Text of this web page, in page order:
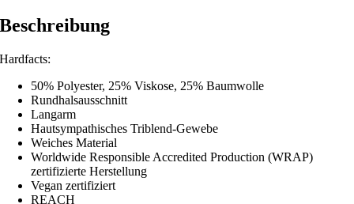
Beschreibung
Hardfacts:
50% Polyester, 25% Viskose, 25% Baumwolle
Rundhalsausschnitt
Langarm
Hautsympathisches Triblend-Gewebe
Weiches Material
Worldwide Responsible Accredited Production (WRAP)
zertifizierte Herstellung
Vegan zertifiziert
REACH